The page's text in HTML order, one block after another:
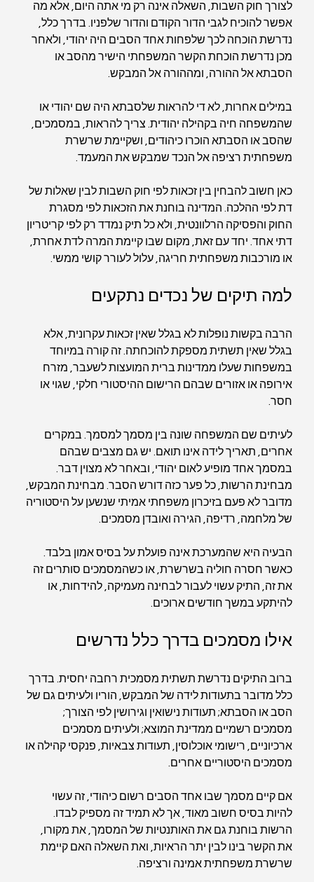
לצורך חוק השבות, השאלה אינה רק מי אתה היום, אלא מה
אפשר להוכיח לגבי הדור הקודם והדור שלפניו. בדרך כלל,
נדרשת הוכחה לכך שלפחות אחד הסבים היה יהודי, ולאחר
מכן נדרשת הוכחת הקשר המשפחתי הישיר מהסב או
הסבתא אל ההורה, ומההורה אל המבקש.
במילים אחרות, לא די להראות שלסבתא היה שם יהודי או
שהמשפחה חיה בקהילה יהודית. צריך להראות, במסמכים,
שהסב או הסבתא הוכרו כיהודים, ושקיימת שרשרת
משפחתית רציפה אל הנכד שמבקש את המעמד.
כאן חשוב להבחין בין זכאות לפי חוק השבות לבין שאלות של
דת לפי ההלכה. המדינה בוחנת את הזכאות לפי מסגרת
החוק והפסיקה הרלוונטית, ולא כל תיק נמדד רק לפי קריטריון
דתי אחד. יחד עם זאת, מקום שבו קיימת המרה לדת אחרת,
או מורכבות משפחתית חריגה, עלול לעורר קושי ממשי.
למה תיקים של נכדים נתקעים
הרבה בקשות נופלות לא בגלל שאין זכאות עקרונית, אלא
בגלל שאין תשתית מספקת להוכחתה. זה קורה במיוחד
במשפחות שעלו ממדינות ברית המועצות לשעבר, מזרח
אירופה או אזורים שבהם הרישום ההיסטורי חלקי, שגוי או
חסר.
לעיתים שם המשפחה שונה בין מסמך למסמך. במקרים
אחרים, תאריך לידה אינו תואם. יש גם מצבים שבהם
במסמך אחד מופיע לאום יהודי, ובאחר לא מצוין דבר.
מבחינת הרשות, כל פער כזה דורש הסבר. מבחינת המבקש,
מדובר לא פעם בזיכרון משפחתי אמיתי שנשען על היסטוריה
של מלחמה, רדיפה, הגירה ואובדן מסמכים.
הבעיה היא שהמערכת אינה פועלת על בסיס אמון בלבד.
כאשר חסרה חוליה בשרשרת, או כשהמסמכים סותרים זה
את זה, התיק עשוי לעבור לבחינה מעמיקה, להידחות, או
להיתקע במשך חודשים ארוכים.
אילו מסמכים בדרך כלל נדרשים
ברוב התיקים נדרשת תשתית מסמכית רחבה יחסית. בדרך
כלל מדובר בתעודות לידה של המבקש, הוריו ולעיתים גם של
הסב או הסבתא; תעודות נישואין וגירושין לפי הצורך;
מסמכים רשמיים ממדינת המוצא; ולעיתים מסמכים
ארכיוניים, רישומי אוכלוסין, תעודות צבאיות, פנקסי קהילה או
מסמכים היסטוריים אחרים.
אם קיים מסמך שבו אחד הסבים רשום כיהודי, זה עשוי
להיות בסיס חשוב מאוד, אך לא תמיד זה מספיק לבדו.
הרשות בוחנת גם את האותנטיות של המסמך, את מקורו,
את הקשר בינו לבין יתר הראיות, ואת השאלה האם קיימת
שרשרת משפחתית אמינה ורציפה.